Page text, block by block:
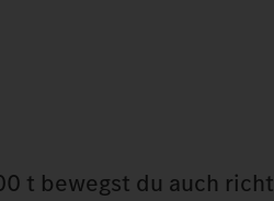
t bewegst du auch